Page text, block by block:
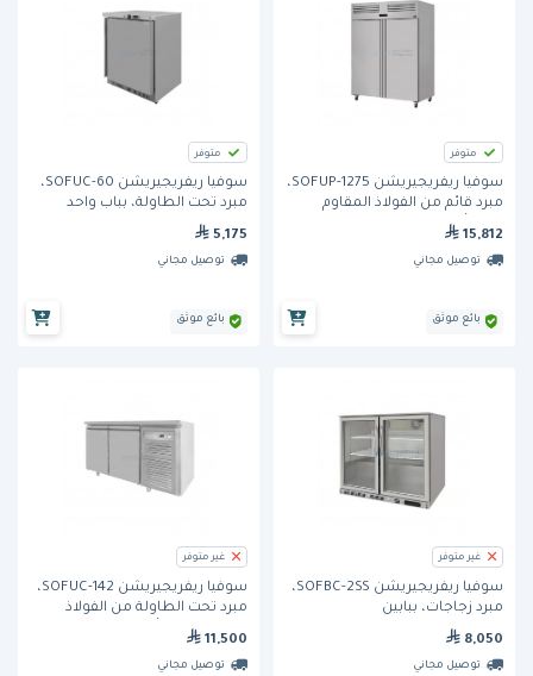
متوفر
سوفيا ريفريجيريشن SOFUP-1275،
مبرد قائم من الفولاذ المقاوم
للصدأ، ببابين
15,812
توصيل مجاني
بائع موثق
متوفر
سوفيا ريفريجيريشن SOFUC-60،
مبرد تحت الطاولة، بباب واحد
5,175
توصيل مجاني
بائع موثق
غير متوفر
سوفيا ريفريجيريشن SOFBC-2SS،
مبرد زجاجات، ببابين
8,050
توصيل مجاني
غير متوفر
سوفيا ريفريجيريشن SOFUC-142،
مبرد تحت الطاولة من الفولاذ
المقاوم للصدأ، ببابين
11,500
توصيل مجاني